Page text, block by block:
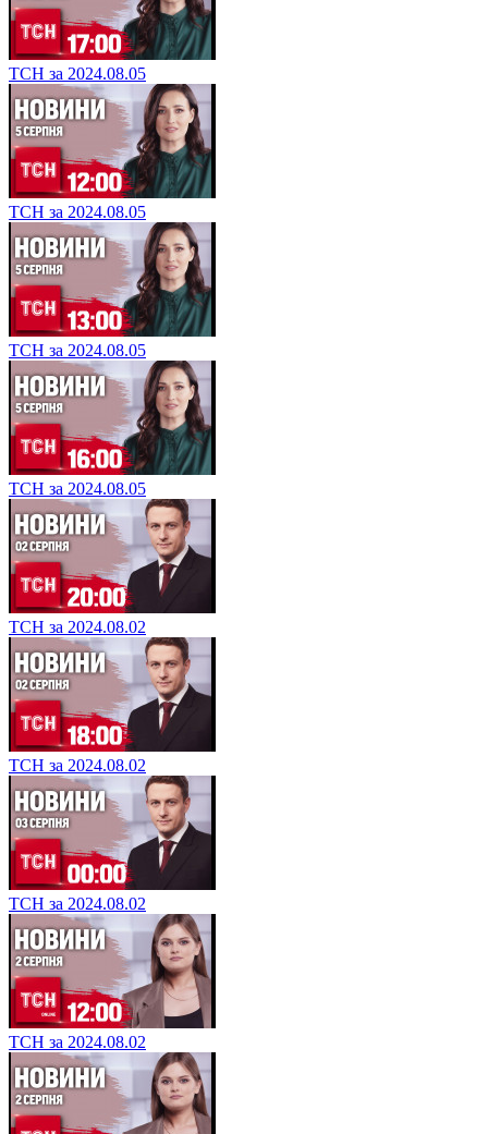
ТСН за 2024.08.05
ТСН за 2024.08.05
ТСН за 2024.08.05
ТСН за 2024.08.05
ТСН за 2024.08.02
ТСН за 2024.08.02
ТСН за 2024.08.02
ТСН за 2024.08.02